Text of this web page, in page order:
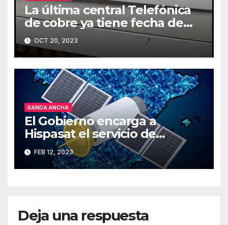
La última central Telefónica
de cobre ya tiene fecha de
cierre
OCT 20, 2023
BANDA ANCHA
El Gobierno encarga a
Hispasat el servicio de
Internet rápido por satélite
FEB 12, 2023
Deja una respuesta